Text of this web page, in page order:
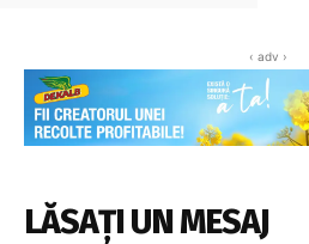
‹ adv ›
LĂSAȚI UN MESAJ